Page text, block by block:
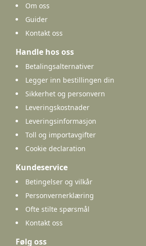
Om oss
Guider
Kontakt oss
Handle hos oss
Betalingsalternativer
Legger inn bestillingen din
Sikkerhet og personvern
Leveringskostnader
Leveringsinformasjon
Toll og importavgifter
Cookie declaration
Kundeservice
Betingelser og vilkår
Personvernerklæring
Ofte stilte spørsmål
Kontakt oss
Følg oss